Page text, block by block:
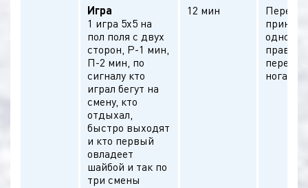
Игра
1 игра 5х5 на
пол поля с двух
сторон, Р-1 мин,
П-2 мин, по
сигналу кто
играл бегут на
смену, кто
отдыхал,
быстро выходят
и кто первый
овладеет
шайбой и так по
три смены
12 мин
ногами